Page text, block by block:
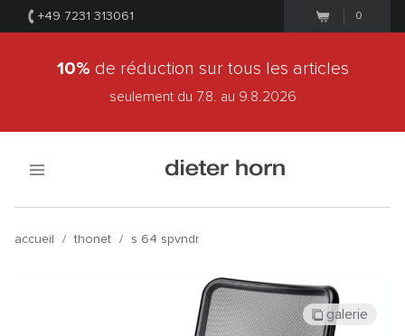
+49 7231 313061 0
10% de réduction sur tous les articles
seulement du 7.8. au 9.8.2026
accueil / thonet / s 64 spvndr
galerie